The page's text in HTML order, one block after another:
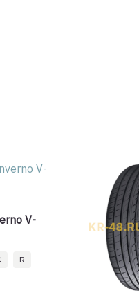
V-
R